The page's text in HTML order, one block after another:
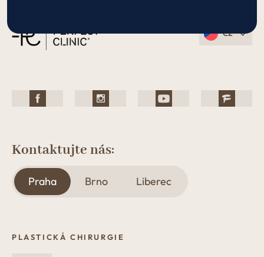
CZ
Kontaktujte nás:
Praha Brno Liberec
PLASTICKÁ CHIRURGIE